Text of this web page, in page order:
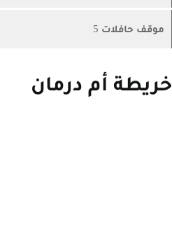
موقف حافلات 5
خريطة أم درمان